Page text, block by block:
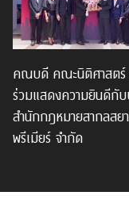
คณบดี คณะนิติศาสตร์
ร่วมแสดงความยินดีกั
สำนักกฎหมายสากลสย
พรีเมียร์ จำกัด